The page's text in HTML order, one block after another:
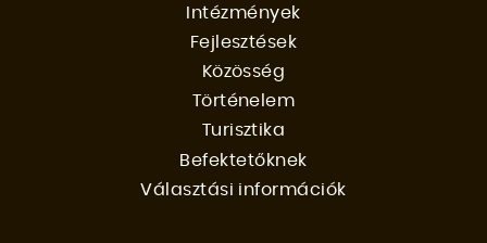
Intézmények
Fejlesztések
Közösség
Történelem
Turisztika
Befektetőknek
Választási információk